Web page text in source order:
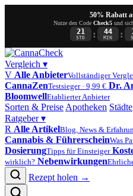
50% Rabatt
Nutze den Code Check5und
21
STD : 44
MIN :
Vergleich ▾
V Alle AnbieterVollständiger
CannaZenTestsieger · 9,99 € Dr.
BloomwellEtablierter Anbieter
Sorten & Preise Apotheken Städte
Ratgeber▾
R Alle ArtikelBlog, News &
Cannabis & FührerscheinWas
DosierungTipps für Einsteiger
wirklich? Nebenwirkungen
Rezept holen →